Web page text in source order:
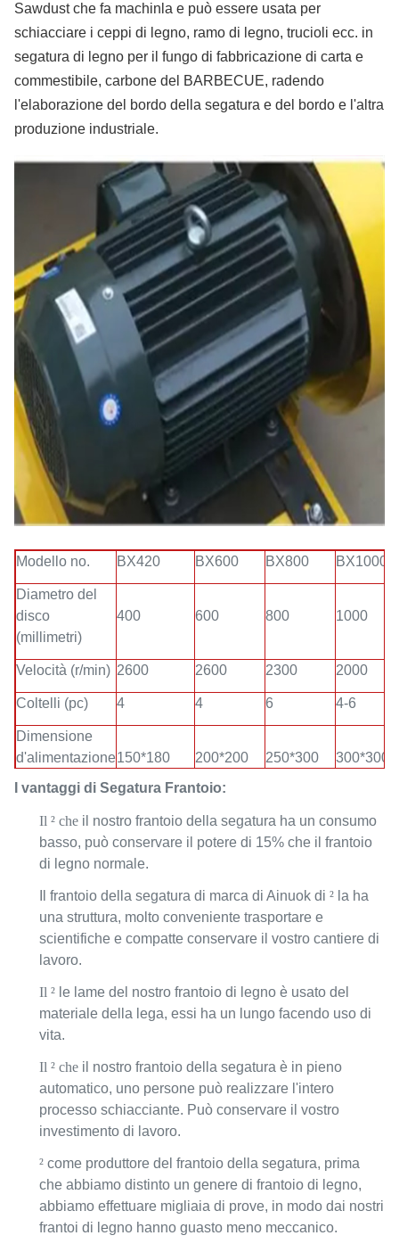
Sawdust che fa machin la e può essere usata per
schiacciare i ceppi di legno, ramo di legno, trucioli ecc. in
segatura di legno per il fungo di fabbricazione di carta e
commestibile, carbone del BARBECUE, radendo
l'elaborazione del bordo della segatura e del bordo e l'altra
produzione industriale.
Modello no. BX420 BX600 BX800 BX1000
Diametro del
disco
(millimetri)
400 600 800 1000
Velocità (r/min) 2600 2600 2300 2000
Coltelli (pc) 4 4 6 4-6
Dimensione
d'alimentazione
(millimetri)
150*180 200*200 250*300 300*300
Uscita (kg/h) 300-600 800-1000 1500-2000
Potere del
motore
(chilowatt)
7.5-11
Peso
(chilogrammi)
1500 1800
1.2*0.85*0.91.5*1.0*1.12.1*1.1*1.3
I vantaggi di Segatura Frantoio:
Il ² che il nostro frantoio della segatura ha un consumo
basso, può conservare il potere di 15% che il frantoio
di legno normale.
Il frantoio della segatura di marca di Ainuok di ² la ha
una struttura, molto conveniente trasportare e
scientifiche e compatte conservare il vostro cantiere di
lavoro.
Il ² le lame del nostro frantoio di legno è usato del
materiale della lega, essi ha un lungo facendo uso di
vita.
Il ² che il nostro frantoio della segatura è in pieno
automatico, uno persone può realizzare l'intero
processo schiacciante. Può conservare il vostro
investimento di lavoro.
² come produttore del frantoio della segatura, prima
che abbiamo distinto un genere di frantoio di legno,
abbiamo effettuare migliaia di prove, in modo dai nostri
frantoi di legno hanno guasto meno meccanico.